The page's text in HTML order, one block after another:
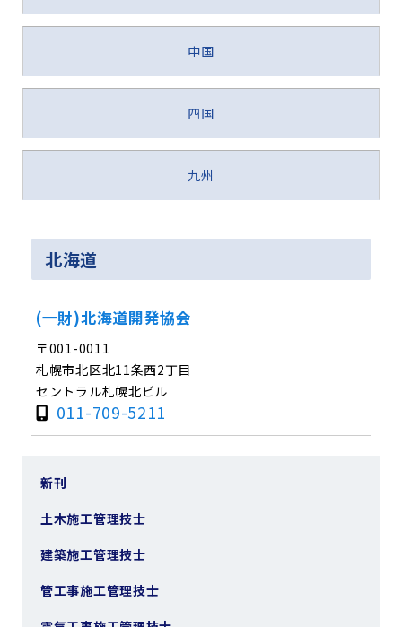
中国
四国
九州
北海道
(一財)北海道開発協会
〒001-0011
札幌市北区北11条西2丁目
セントラル札幌北ビル
011-709-5211
新刊
土木施工管理技士
建築施工管理技士
管工事施工管理技士